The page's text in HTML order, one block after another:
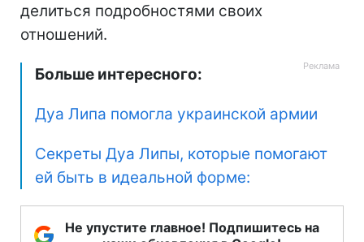
делиться подробностями своих
отношений.
Больше интересного:
Дуа Липа помогла украинской армии
Секреты Дуа Липы, которые помогают
ей быть в идеальной форме:
Не упустите главное! Подпишитесь на